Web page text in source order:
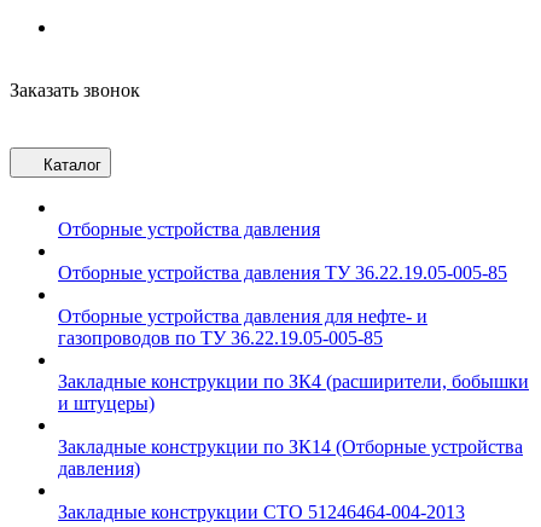
Заказать звонок
Каталог
Отборные устройства давления
Отборные устройства давления ТУ 36.22.19.05-005-85
Отборные устройства давления для нефте- и
газопроводов по ТУ 36.22.19.05-005-85
Закладные конструкции по ЗК4 (расширители, бобышки
и штуцеры)
Закладные конструкции по ЗК14 (Отборные устройства
давления)
Закладные конструкции СТО 51246464-004-2013